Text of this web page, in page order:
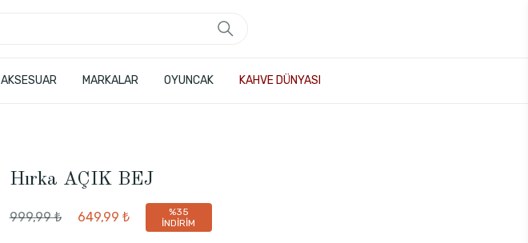
AKSESUAR MARKALAR OYUNCAK KAHVE DÜNYASI
Hırka AÇIK BEJ
999,99 ₺ 649,99 ₺
%35
İNDİRİM